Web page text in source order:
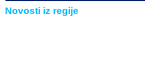
Novosti iz regije